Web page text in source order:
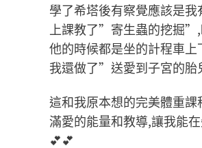
學了希塔後有察覺應該是
上課教了”寄生蟲的挖掘”,
他的時候都是坐的計程車
我還做了”送愛到子宮的胎
這和我原本想的完美體重
滿愛的能量和教導,讓我能
💕💕